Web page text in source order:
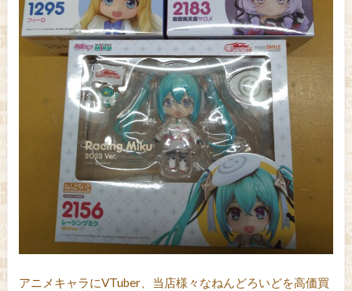
アニメキャラにVTuber、当店様々なねんどろいどを高価買